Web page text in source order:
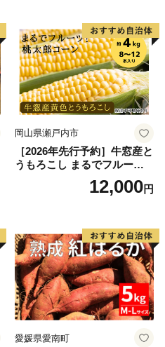
県 高鍋町産 産地直送 有機肥
料使用 高糖度 西森農園
岡山県瀬戸内市
［2026年先行予約］牛窓産と
うもろこし まるでフルー
ツ！最高糖度25度超え 生で
甘い、茹でて美味い！ 黄色
野菜
12,000円
愛媛県愛南町